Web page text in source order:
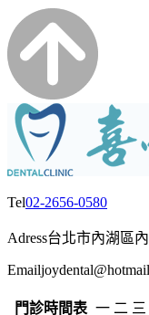
Tel02-2656-0580
Adress台北市內湖區
Email
門診時間表 一 二 三